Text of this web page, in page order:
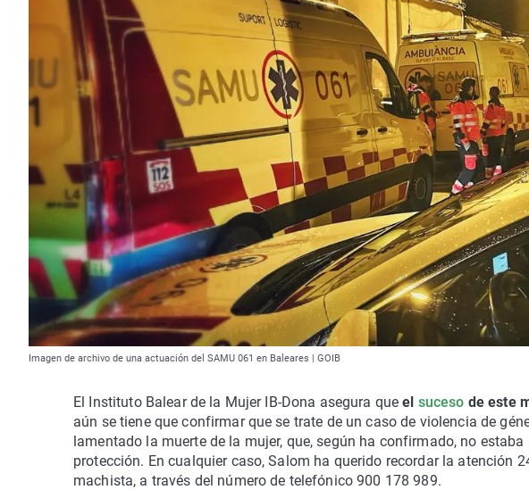
Imagen de archivo de una actuación del SAMU 061 en Baleares | GOIB
El Instituto Balear de la Mujer IB-Dona asegura queel suceso de este
aún se tiene que confirmar que se trate de un caso de violencia de
lamentado la muerte de la mujer, que, según ha confirmado, no
protección. En cualquier caso, Salom ha querido recordar la atención
machista, a través del número de telefónico 900 178 989.